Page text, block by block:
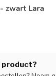
zwart Lara
product?